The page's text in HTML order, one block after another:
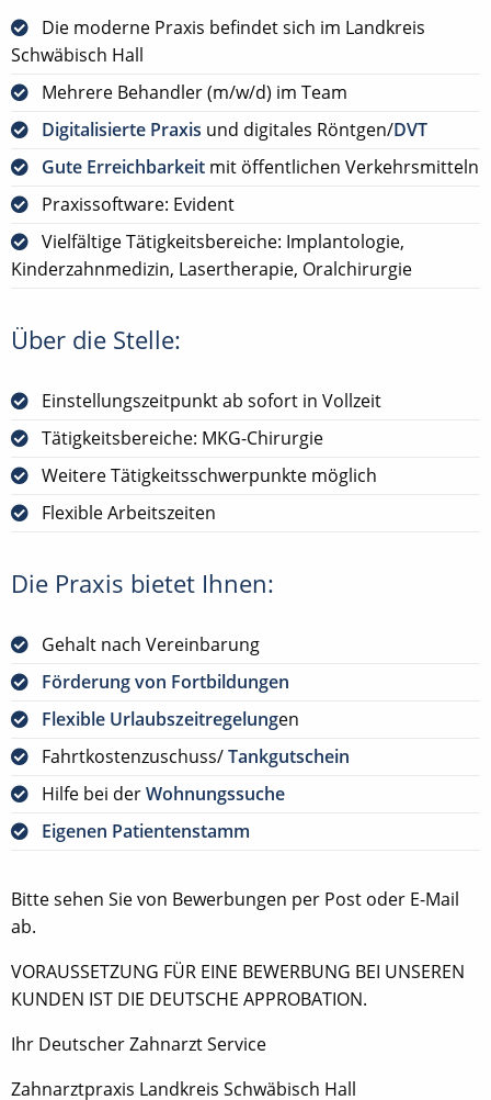
Die moderne Praxis befindet sich im Landkreis
Schwäbisch Hall
Mehrere Behandler (m/w/d) im Team
Digitalisierte Praxis und digitales Röntgen/DVT
Gute Erreichbarkeit mit öffentlichen Verkehrsmitteln
Praxissoftware: Evident
Vielfältige Tätigkeitsbereiche: Implantologie,
Kinderzahnmedizin, Lasertherapie, Oralchirurgie
Über die Stelle:
Einstellungszeitpunkt ab sofort in Vollzeit
Tätigkeitsbereiche: MKG-Chirurgie
Weitere Tätigkeitsschwerpunkte möglich
Flexible Arbeitszeiten
Die Praxis bietet Ihnen:
Gehalt nach Vereinbarung
Förderung von Fortbildungen
Flexible Urlaubszeitregelungen
Fahrtkostenzuschuss/Tankgutschein
Hilfe bei derWohnungssuche
Eigenen Patientenstamm
Bitte sehen Sie von Bewerbungen per Post oder E-Mail
ab.
VORAUSSETZUNG FÜR EINE BEWERBUNG BEI UNSEREN
KUNDEN IST DIE DEUTSCHE APPROBATION.
Ihr Deutscher Zahnarzt Service
Zahnarztpraxis Landkreis Schwäbisch Hall